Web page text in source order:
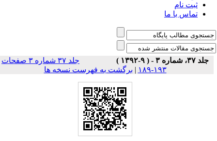
ثبت نام
تماس با ما
جلد ۳۷، شماره ۳ - ( ۹-۱۳۹۲ )
جلد ۳۷ شماره ۳ صفحات
۱۹۳-۱۸۹
| برگشت به فهرست نسخه ها